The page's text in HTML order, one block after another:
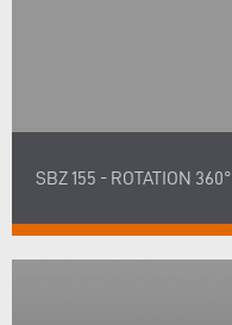
SBZ 155 - ROTATION 360°